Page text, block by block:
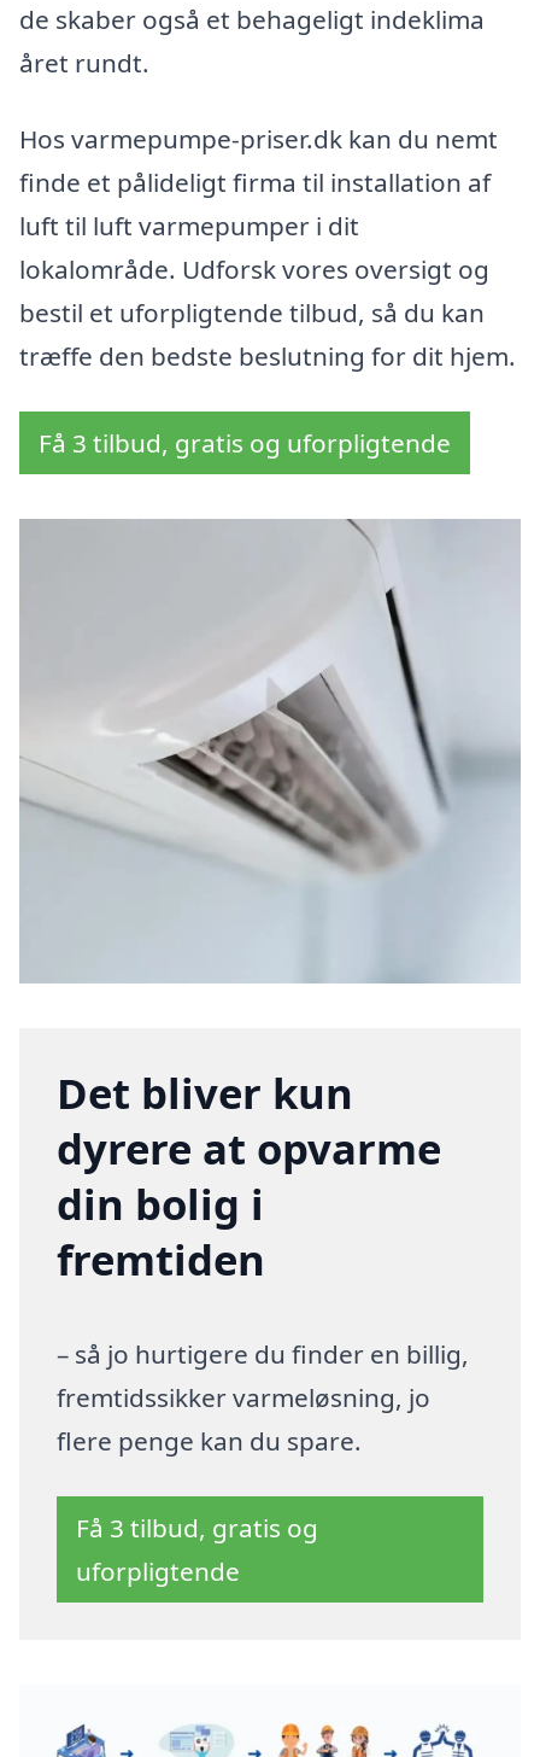
de skaber også et behageligt indeklima
året rundt.
Hos varmepumpe-priser.dk kan du nemt
finde et pålideligt firma til installation af
luft til luft varmepumper i dit
lokalområde. Udforsk vores oversigt og
bestil et uforpligtende tilbud, så du kan
træffe den bedste beslutning for dit hjem.
Få 3 tilbud, gratis og uforpligtende
Det bliver kun
dyrere at opvarme
din bolig i
fremtiden
– så jo hurtigere du finder en billig,
fremtidssikker varmeløsning, jo
flere penge kan du spare.
Få 3 tilbud, gratis og
uforpligtende